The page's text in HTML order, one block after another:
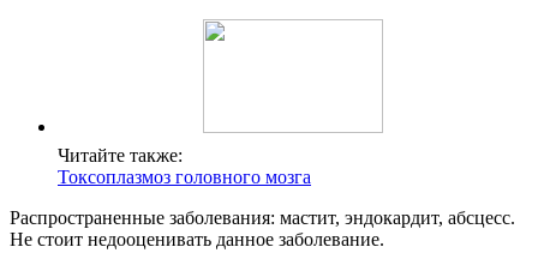
Читайте также:
Токсоплазмоз головного мозга
Распространенные заболевания: мастит, эндокардит, абсцесс.
Не стоит недооценивать данное заболевание.